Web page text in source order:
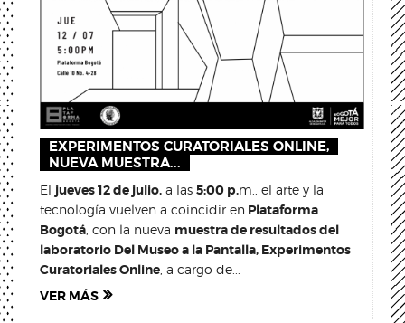
EXPERIMENTOS CURATORIALES ONLINE,
NUEVA MUESTRA...
El jueves 12 de julio,a las 5:00 p.m., el arte y la
tecnología vuelven a coincidir en Plataforma
Bogotá, con la nueva muestra de resultados del
laboratorio Del Museo a la Pantalla, Experimentos
Curatoriales Online, a cargo de...
VER MÁS